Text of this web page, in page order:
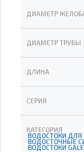
ДИАМЕТР
ДИАМЕТР ТРУБЫ
ДЛИНА
СЕРИЯ
КАТЕГОРИЯ
ВОДОСТОКИ
ВОДОСТОЧНЫЕ
ВОДОСТОКИ